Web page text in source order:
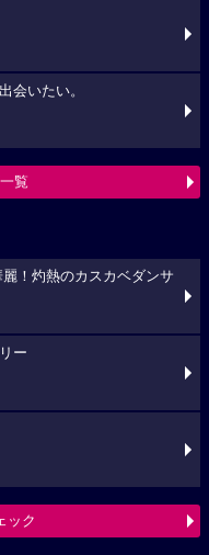
会いたい。
覧
！灼熱のカスカベダンサ
ー
ック